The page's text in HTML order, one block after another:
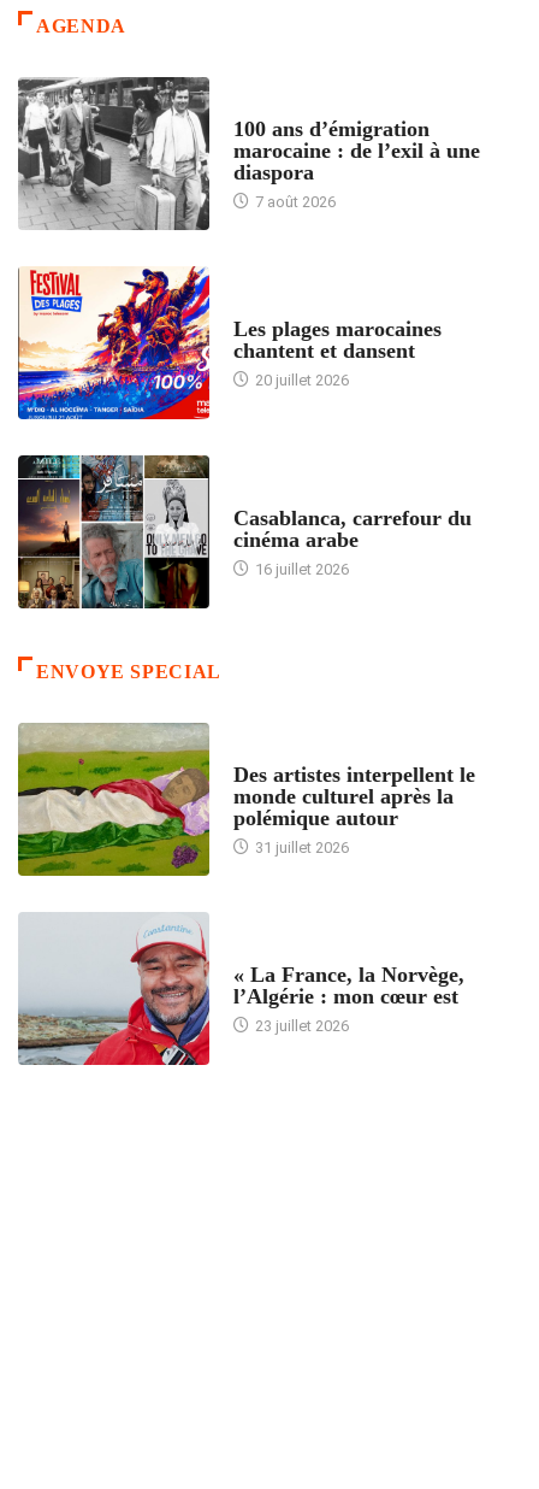
AGENDA
100 ans d’émigration
marocaine : de l’exil à une
diaspora
7 août 2026
Les plages marocaines
chantent et dansent
20 juillet 2026
Casablanca, carrefour du
cinéma arabe
16 juillet 2026
ENVOYE SPECIAL
Des artistes interpellent le
monde culturel après la
polémique autour
31 juillet 2026
« La France, la Norvège,
l’Algérie : mon cœur est
23 juillet 2026